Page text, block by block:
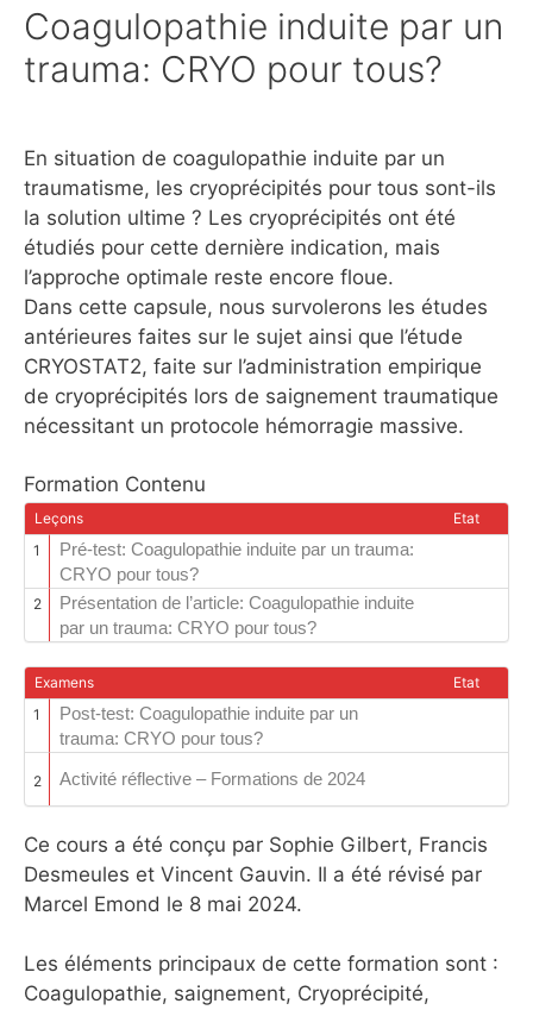
Coagulopathie induite par un
trauma: CRYO pour tous?
En situation de coagulopathie induite par un
traumatisme, les cryoprécipités pour tous sont-ils
la solution ultime ? Les cryoprécipités ont été
étudiés pour cette dernière indication, mais
l’approche optimale reste encore floue.
Dans cette capsule, nous survolerons les études
antérieures faites sur le sujet ainsi que l’étude
CRYOSTAT2, faite sur l’administration empirique
de cryoprécipités lors de saignement traumatique
nécessitant un protocole hémorragie massive.
Formation Contenu
Leçons
Etat
1
Pré-test: Coagulopathie induite par un trauma:
CRYO pour tous?
2
Présentation de l’article: Coagulopathie induite
par un trauma: CRYO pour tous?
Examens
Etat
1
Post-test: Coagulopathie induite par un
trauma: CRYO pour tous?
2 Activité réflective – Formations de 2024
Ce cours a été conçu par Sophie Gilbert, Francis
Desmeules et Vincent Gauvin. Il a été révisé par
Marcel Emond le 8 mai 2024.
Les éléments principaux de cette formation sont :
Coagulopathie, saignement, Cryoprécipité,